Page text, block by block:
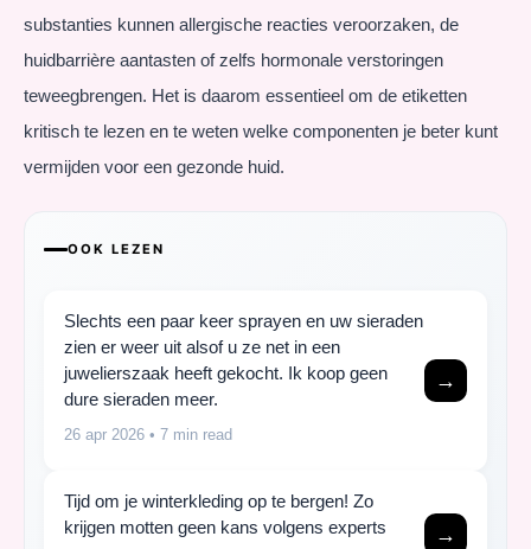
substanties kunnen allergische reacties veroorzaken, de
huidbarrière aantasten of zelfs hormonale verstoringen
teweegbrengen. Het is daarom essentieel om de etiketten
kritisch te lezen en te weten welke componenten je beter kunt
vermijden voor een gezonde huid.
OOK LEZEN
Slechts een paar keer sprayen en uw sieraden
zien er weer uit alsof u ze net in een
juwelierszaak heeft gekocht. Ik koop geen
dure sieraden meer.
26 apr 2026 • 7 min read
→
Tijd om je winterkleding op te bergen! Zo
krijgen motten geen kans volgens experts
→